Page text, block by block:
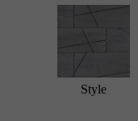
Style